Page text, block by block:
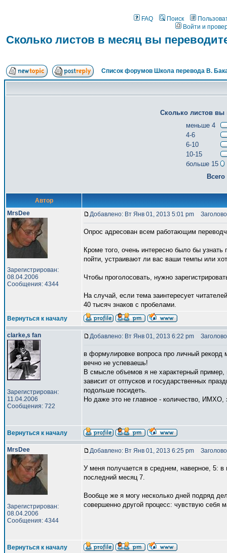
FAQ Поиск
Войти и
Сколько листов в месяц вы
Список форумов Школа перевода В.
Сколько листов вы
меньше 4
4-6
6-10
10-15
больше 15
Автор
MrsDee
Зарегистрирован:
08.04.2006
Сообщения: 4344
Добавлено: Вт Янв 01, 2013 5:01 pm
Опрос адресован всем работающим
Кроме того, очень интересно было бы
пойти, устраивают ли вас ваши темпы или
Чтобы проголосовать, нужно
На случай, если тема заинтересует
40 тысяч знаков с пробелами.
Вернуться к началу
clarke,s fan
Зарегистрирован:
11.04.2006
Сообщения: 722
Добавлено: Вт Янв 01, 2013 6:22 pm
в формулировке вопроса про личный рекорд
вечно не успеваешь!
В смысле объемов я не характерный пример,
зависит от отпусков и государственных
подольше посидеть.
Но даже это не главное - количество, ИМХО,
Вернуться к началу
MrsDee
Зарегистрирован:
08.04.2006
Сообщения: 4344
Добавлено: Вт Янв 01, 2013 6:25 pm
У меня получается в среднем, наверное, 5: в
последний месяц 7.
Вообще же я могу несколько дней подряд
совершенно другой процесс: чувствую себя
Вернуться к началу